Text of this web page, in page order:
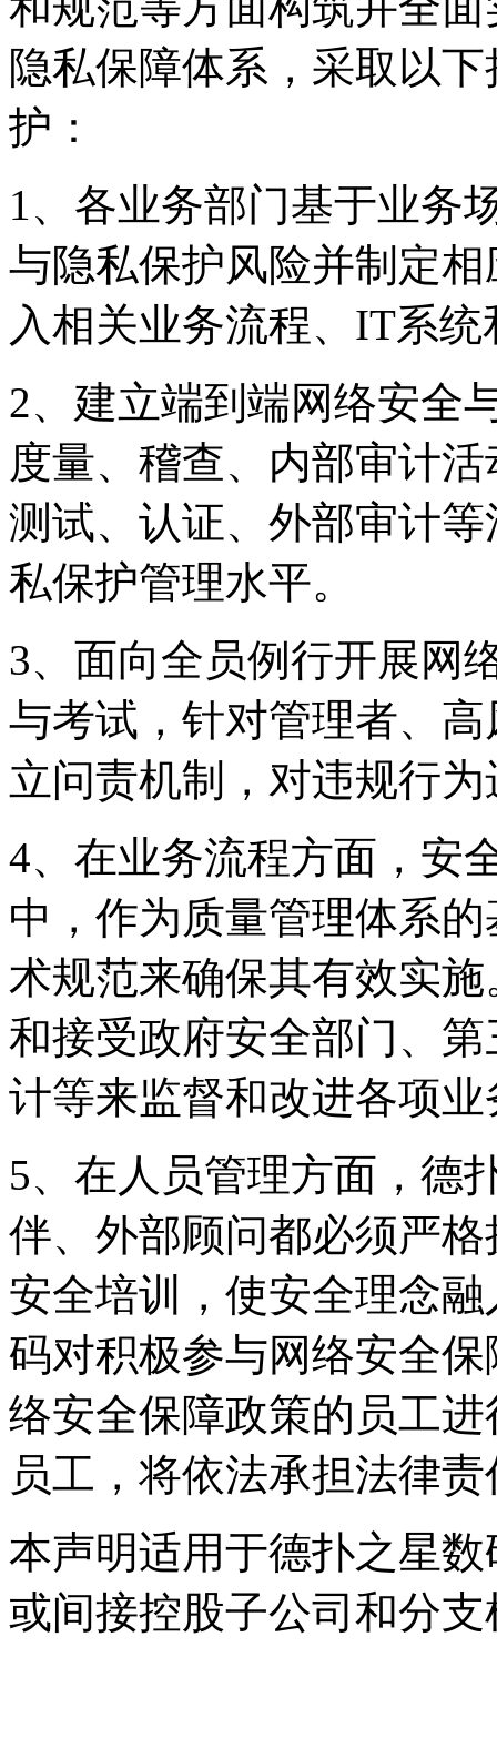
隐私保障体系，采取以
护：
1、各业务部门基于业务
与隐私保护风险并制定
入相关业务流程、IT系
2、建立端到端网络安全
度量、稽查、内部审计
测试、认证、外部审计
私保护管理水平。
3、面向全员例行开展网
与考试，针对管理者、
立问责机制，对违规行
4、在业务流程方面，安
中，作为质量管理体系
术规范来确保其有效实
和接受政府安全部门、
计等来监督和改进各项
5、在人员管理方面，德
伴、外部顾问都必须严
安全培训，使安全理念
码对积极参与网络安全
络安全保障政策的员工
员工，将依法承担法律责
本声明适用于德扑之星
或间接控股子公司和分支